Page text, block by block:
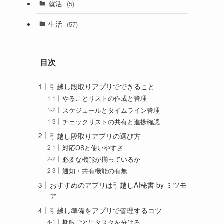
就活 (5)
生活 (57)
目次
引越し段取りアプリでできること
やることリストの作成と管理
スケジュールとタイムライン管理
チェックリストの共有と進捗確認
引越し段取りアプリの選び方
対応OSと使いやすさ
必要な機能が揃っているか
通知・共有機能の有無
おすすめのアプリは引越しAI秘書 by ミツモ
ア
引越し準備をアプリで管理するコツ